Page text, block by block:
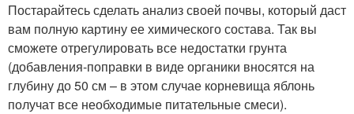
Постарайтесь сделать анализ своей почвы, который даст
вам полную картину ее химического состава. Так вы
сможете отрегулировать все недостатки грунта
(добавления-поправки в виде органики вносятся на
глубину до 50 см – в этом случае корневища яблонь
получат все необходимые питательные смеси).